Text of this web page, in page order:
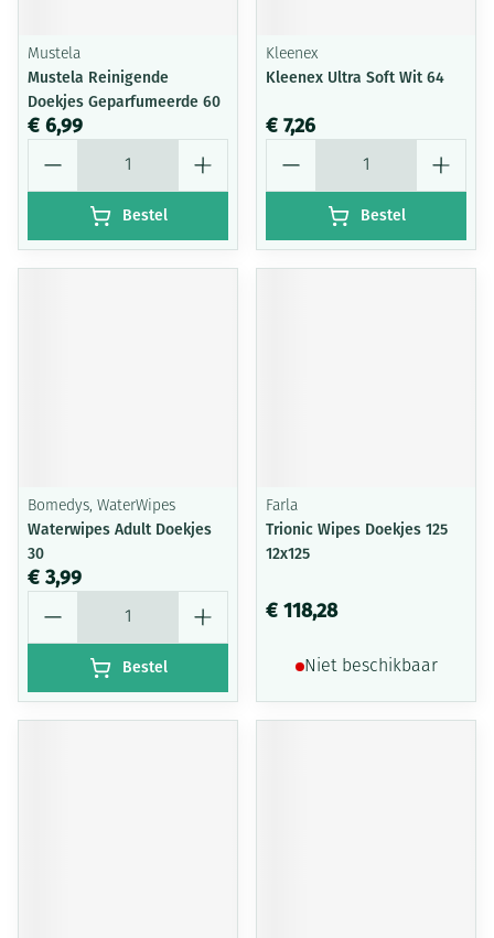
Mustela
Mustela Reinigende
Doekjes Geparfumeerde 60
€ 6,99
Bestel
Kleenex
Kleenex Ultra Soft Wit 64
€ 7,26
Bestel
Bomedys, WaterWipes
Waterwipes Adult Doekjes
30
€ 3,99
Bestel
Farla
Trionic Wipes Doekjes 125
12x125
€ 118,28
Niet beschikbaar